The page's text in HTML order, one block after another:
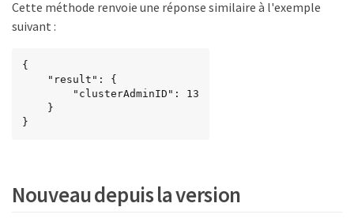
Cette méthode renvoie une réponse similaire à l'exemple
suivant :
{
}
Nouveau depuis la version